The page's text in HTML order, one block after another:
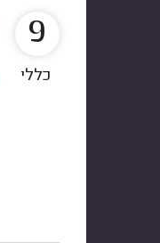
9
כללי